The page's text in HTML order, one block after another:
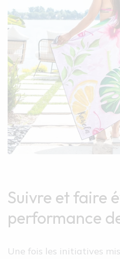
Suivre et faire
performance
Une fois les initiatives